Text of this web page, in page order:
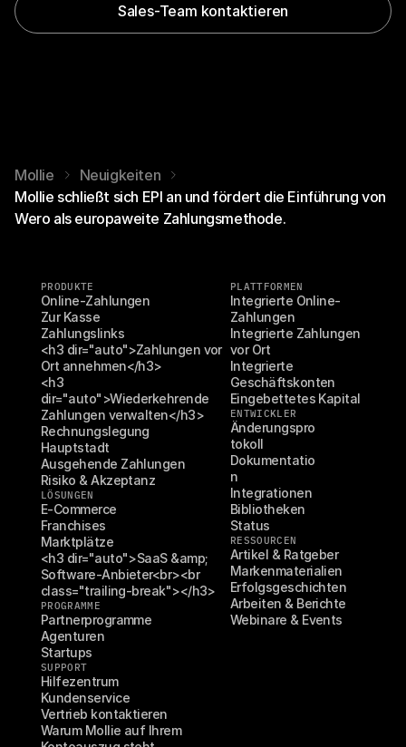
Sales-Team kontaktieren
Mollie
Neuigkeiten
Mollie schließt sich EPI an und fördert die Einführung von
Wero als europaweite Zahlungsmethode.
PRODUKTE
Online-Zahlungen
Zur Kasse
Zahlungslinks
<h3 dir="auto">Zahlungen vor
Ort annehmen</h3>
<h3
dir="auto">Wiederkehrende
Zahlungen verwalten</h3>
Rechnungslegung
Hauptstadt
Ausgehende Zahlungen
Risiko & Akzeptanz
LÖSUNGEN
E-Commerce
Franchises
Marktplätze
<h3 dir="auto">SaaS &amp;
Software-Anbieter<br><br
class="trailing-break"></h3>
PROGRAMME
Partnerprogramme
Agenturen
Startups
SUPPORT
Hilfezentrum
Kundenservice
Vertrieb kontaktieren
Warum Mollie auf Ihrem
PLATTFORMEN
Integrierte Online-
Zahlungen
Integrierte Zahlungen
vor Ort
Integrierte
Geschäftskonten
Eingebettetes Kapital
ENTWICKLER
Änderungspro
tokoll
Dokumentatio
n
Integrationen
Bibliotheken
Status
RESSOURCEN
Artikel & Ratgeber
Markenmaterialien
Erfolgsgeschichten
Arbeiten & Berichte
Webinare & Events